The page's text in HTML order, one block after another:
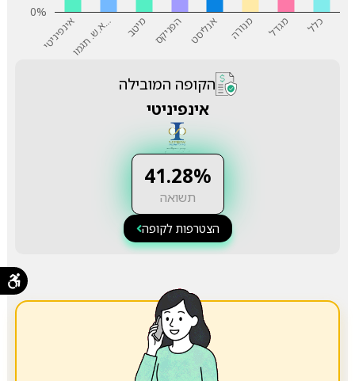
אינפיניטיא
.
ש
.
ת
ג
מ
ו
… מיטב הפניקס אנליסט מנורה מגדל כלל
0%
הקופה המובילה
אינפיניטי
41.28%
תשואה
הצטרפות לקופה